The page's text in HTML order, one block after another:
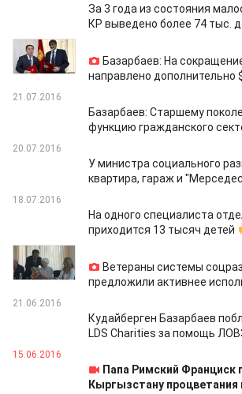
За 3 года из состояния
КР выведено более 74 тыс.
21.07.2016
Базарбаев: На
направлено дополнительно
21.07.2016
Базарбаев: Старшему
функцию гражданского
20.07.2016
У министра социального
квартира, гараж и
18.07.2016
На одного специалиста
приходится 13 тысяч детей
08.07.2016
Ветераны системы
предложили активнее
21.06.2016
Кудайберген Базарбаев
LDS Charities за помощь
15.06.2016
Папа Римский Франциск
Кыргызстану процветания